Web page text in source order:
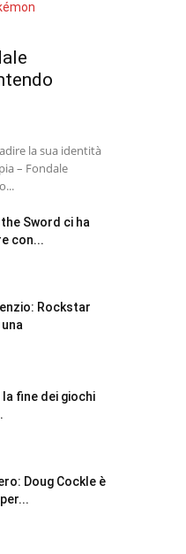
la sua identità
– Fondale
Sword ci ha
con...
Rockstar
fine dei giochi
Doug Cockle è